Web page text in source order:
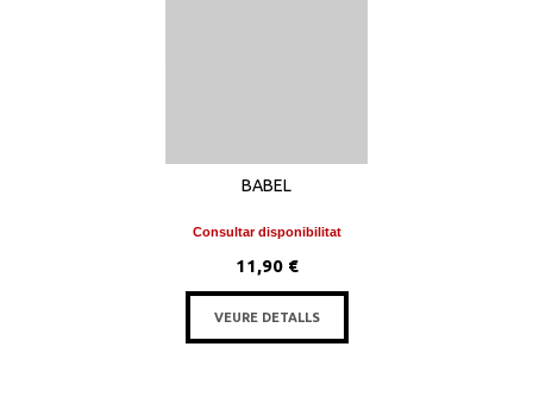
BABEL
Consultar disponibilitat
11,90 €
VEURE DETALLS